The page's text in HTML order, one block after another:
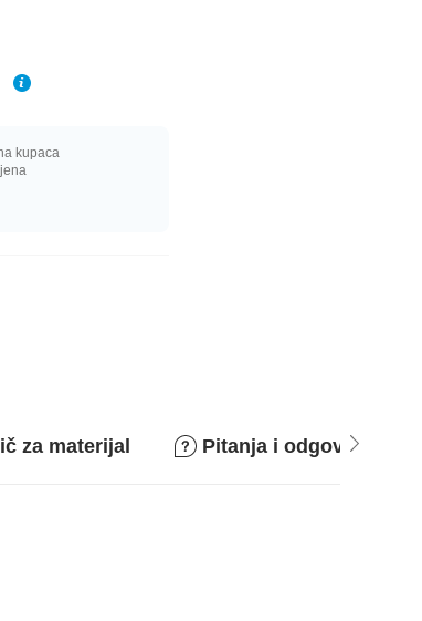
kupaca
za materijal Pitanja i odgovori